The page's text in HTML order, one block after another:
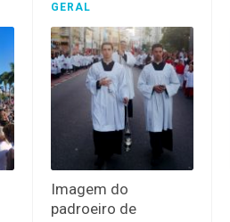
GERAL
Imagem do
padroeiro de